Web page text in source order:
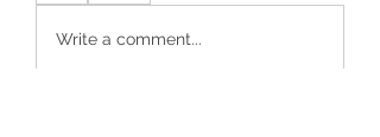
Write a comment...